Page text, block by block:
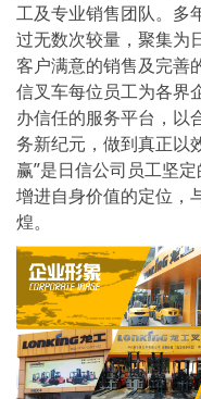
工及专业销售团队。多
过无数次较量，聚集为
客户满意的销售及完善
信叉车每位员工为各界
办信任的服务平台，以
务新纪元，做到真正以
赢”是日信公司员工坚
增进自身价值的定位，
煌。